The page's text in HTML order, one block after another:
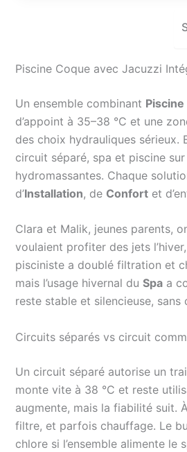
Piscine Coque avec Jacuzzi
Un ensemble combinant
d’appoint à 35–38 °C et une
des choix hydrauliques sérieux.
circuit séparé, spa et piscine
hydromassantes. Chaque
d’Installation, de Confort et
Clara et Malik, jeunes parents,
voulaient profiter des jets
pisciniste a doublé filtration et
mais l’usage hivernal du Spa a
reste stable et silencieuse,
Circuits séparés vs circuit
Un circuit séparé autorise un
monte vite à 38 °C et reste
augmente, mais la fiabilité suit.
filtre, et parfois chauffage. Le
chlore si l’ensemble alimente le